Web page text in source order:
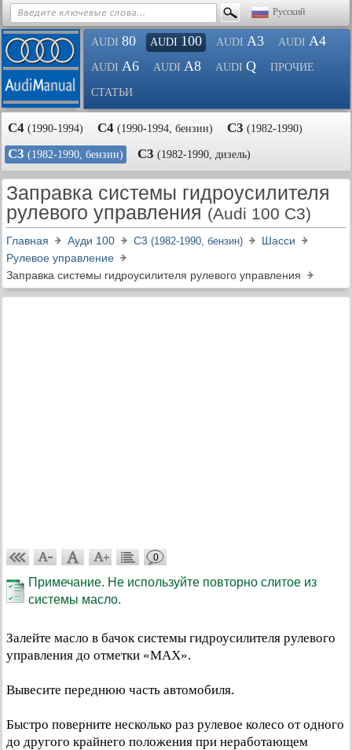
Русский
AUDI 80 AUDI 100 AUDI A3 AUDI A4
AUDI A6 AUDI A8 AUDI Q ПРОЧИЕ
СТАТЬИ
С4 (1990-1994) С4 (1990-1994, бензин) С3 (1982-1990)
С3 (1982-1990, бензин) С3 (1982-1990, дизель)
Заправка системы гидроусилителя
рулевого управления (Audi 100 C3)
Главная Ауди 100 С3 (1982-1990, бензин)
Шасси
Рулевое управление
Заправка системы гидроусилителя рулевого управления
0
Примечание. Не используйте повторно слитое из
системы масло.
Залейте масло в бачок системы гидроусилителя рулевого
управления до отметки «МАХ».
Вывесите переднюю часть автомобиля.
Быстро поверните несколько раз рулевое колесо от одного
до другого крайнего положения при неработающем